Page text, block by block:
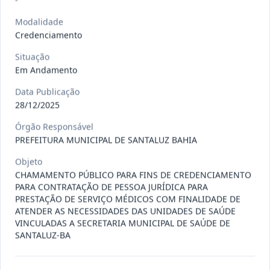
027/2026
Eletrônico
SEGURO, PARA
Situação:
Data
13/07/2026
025/2026
Pregão
Eletrônico
REGISTRO DE PREÇO PARA A
CONTRATAÇÃO DE EMPRESA PARA
LOCAÇÃO...
Situação:
Em Andamento
Data:30/06/2026
Ver detalhes
Modalidade
Credenciamento
Situação
Em Andamento
Data Publicação
28/12/2025
Órgão Responsável
PREFEITURA MUNICIPAL DE SANTALUZ BAHIA
Objeto
CHAMAMENTO PÚBLICO PARA FINS DE CREDENCIAMENTO
PARA CONTRATAÇÃO DE PESSOA JURÍDICA PARA
PRESTAÇÃO DE SERVIÇO MÉDICOS COM FINALIDADE DE
ATENDER AS NECESSIDADES DAS UNIDADES DE SAÚDE
VINCULADAS A SECRETARIA MUNICIPAL DE SAÚDE DE
SANTALUZ-BA